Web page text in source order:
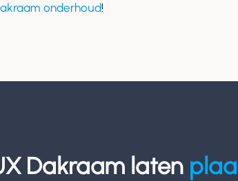
onderhoud!
Dakraam laten